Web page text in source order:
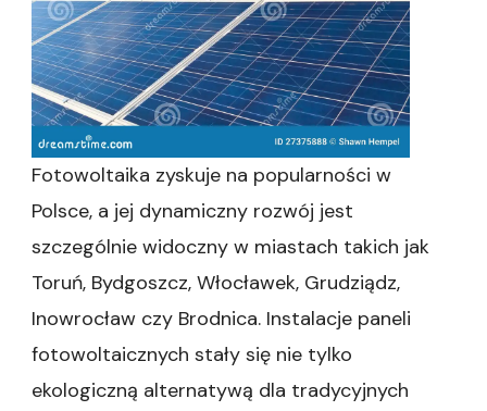
Fotowoltaika zyskuje na popularności w
Polsce, a jej dynamiczny rozwój jest
szczególnie widoczny w miastach takich jak
Toruń, Bydgoszcz, Włocławek, Grudziądz,
Inowrocław czy Brodnica. Instalacje paneli
fotowoltaicznych stały się nie tylko
ekologiczną alternatywą dla tradycyjnych